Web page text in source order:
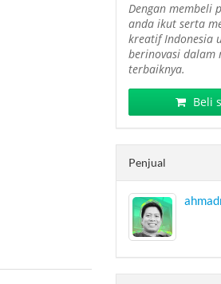
Dengan membeli
anda ikut serta
kreatif Indonesia
berinovasi dalam
terbaiknya.
Beli
Penjual